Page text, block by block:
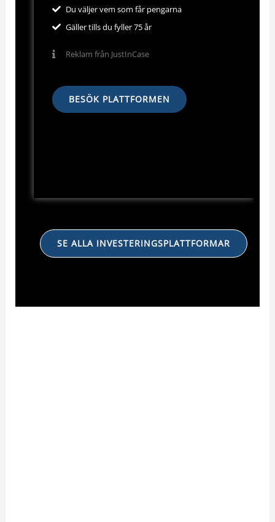
Du väljer vem som får pengarna
Gäller tills du fyller 75 år
Reklam från JustInCase
BESÖK PLATTFORMEN
SE ALLA INVESTERINGSPLATTFORMAR